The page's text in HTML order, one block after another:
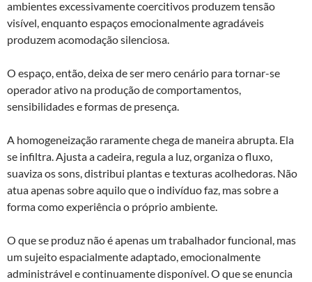
ambientes excessivamente coercitivos produzem tensão
visível, enquanto espaços emocionalmente agradáveis
produzem acomodação silenciosa.
O espaço, então, deixa de ser mero cenário para tornar-se
operador ativo na produção de comportamentos,
sensibilidades e formas de presença.
A homogeneização raramente chega de maneira abrupta. Ela
se infiltra. Ajusta a cadeira, regula a luz, organiza o fluxo,
suaviza os sons, distribui plantas e texturas acolhedoras. Não
atua apenas sobre aquilo que o indivíduo faz, mas sobre a
forma como experiência o próprio ambiente.
O que se produz não é apenas um trabalhador funcional, mas
um sujeito espacialmente adaptado, emocionalmente
administrável e continuamente disponível. O que se enuncia